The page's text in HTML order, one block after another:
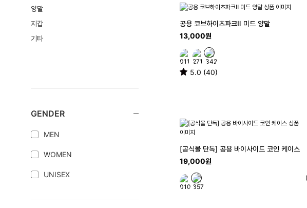
양말
지갑
기타
GENDER
MEN
WOMEN
UNISEX
공용 코브하이츠파크Ⅱ 미드 양말
13,000원
5.0 (40)
[공식몰 단독] 공용 바이사이드 코인 케이스
19,000원